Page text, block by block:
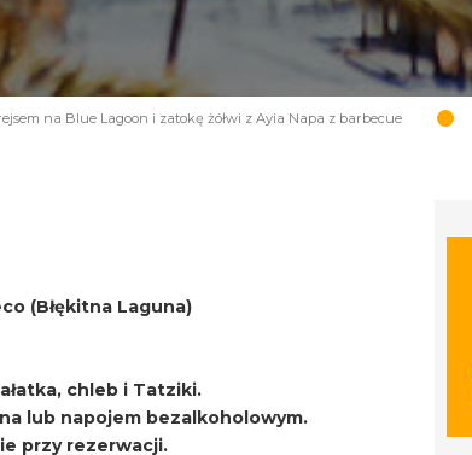
na Blue Lagoon i zatokę żółwi z Ayia Napa z barbecue
(Błękitna Laguna)
chleb i Tatziki.
lub napojem bezalkoholowym.
przy rezerwacji.